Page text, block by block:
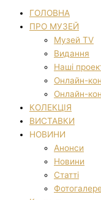
ГОЛОВНА
ПРО МУЗЕЙ
Музей TV
Видання
Наші
Онлайн-
Онлайн-
КОЛЕКЦІЯ
ВИСТАВКИ
НОВИНИ
Анонси
Новини
Статті